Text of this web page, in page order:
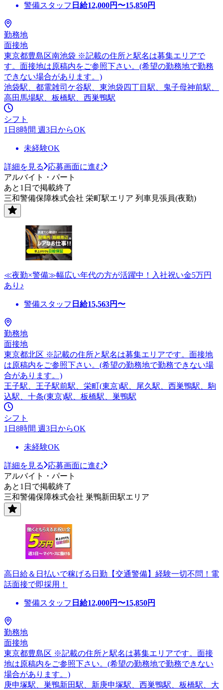
警備スタッフ 日給12,000円〜15,850円
勤務地
面接地
東京都豊島区南池袋 ※記載の住所と駅名は募集エリアで
す。面接地は原稿内をご参照下さい。(希望の勤務地で勤務
できない場合があります。)
池袋駅、都電雑司ケ谷駅、東池袋四丁目駅、鬼子母神前駅、
高田馬場駅、板橋駅、西巣鴨駅
シフト
1日8時間 週3日からOK
未経験OK
詳細を見る
応募画面に進む
アルバイト・パート
あと1日で掲載終了
三和警備保障株式会社 栄町駅エリア 列車見張員(夜勤)
≪夜勤×警備≫幅広い年代の方が活躍中！入社祝い金5万円
あり♪
警備スタッフ 日給15,563円〜
勤務地
面接地
東京都北区 ※記載の住所と駅名は募集エリアです。面接地
は原稿内をご参照下さい。(希望の勤務地で勤務できない場
合があります。)
王子駅、王子駅前駅、栄町(東京)駅、尾久駅、西巣鴨駅、駒
込駅、十条(東京)駅、板橋駅、巣鴨駅
シフト
1日8時間 週3日からOK
未経験OK
詳細を見る
応募画面に進む
アルバイト・パート
あと1日で掲載終了
三和警備保障株式会社 巣鴨新田駅エリア
高日給＆日払いで稼げる日勤【交通警備】経験一切不問！電
話面接で即採用！
警備スタッフ 日給12,000円〜15,850円
勤務地
面接地
東京都豊島区 ※記載の住所と駅名は募集エリアです。面接
地は原稿内をご参照下さい。(希望の勤務地で勤務できない
場合があります。)
庚申塚駅、巣鴨新田駅、新庚申塚駅、西巣鴨駅、板橋駅、大